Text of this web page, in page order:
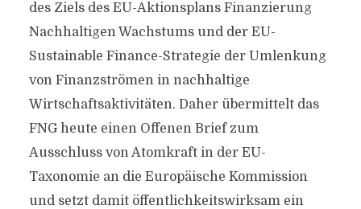
des Ziels des EU-Aktionsplans Finanzierung
Nachhaltigen Wachstums und der EU-
Sustainable Finance-Strategie der Umlenkung
von Finanzströmen in nachhaltige
Wirtschaftsaktivitäten. Daher übermittelt das
FNG heute einen Offenen Brief zum
Ausschluss von Atomkraft in der EU-
Taxonomie an die Europäische Kommission
und setzt damit öffentlichkeitswirksam ein